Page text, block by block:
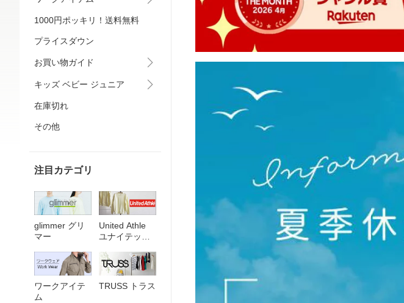
1000円ポッキリ！送料無料
プライスダウン
お買い物ガイド
キッズ ベビー ジュニア
在庫切れ
その他
注目カテゴリ
glimmer グリ
マー
United Athle
ユナイテッド
ワークアイテ
ム
TRUSS トラス